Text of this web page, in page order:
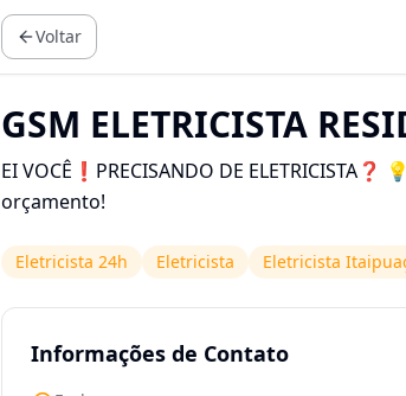
Voltar
GSM ELETRICISTA
EI VOCÊ❗️PRECISANDO DE
orçamento!
Eletricista 24h Eletricista Eletricista
Informações de Contato